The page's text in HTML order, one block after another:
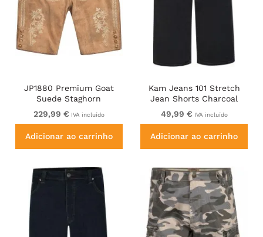
JP1880 Premium Goat
Suede Staghorn
Embroidery Shorts
Leather Brown
229,99 € IVA incluído
Adicionar ao carrinho
Kam Jeans 101 Stretch
Jean Shorts Charcoal
49,99 € IVA incluído
Adicionar ao carrinho